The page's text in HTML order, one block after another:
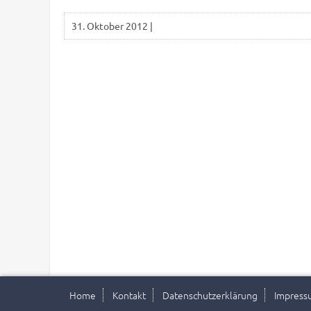
31. Oktober 2012 |
Home Kontakt Datenschutzerklärung